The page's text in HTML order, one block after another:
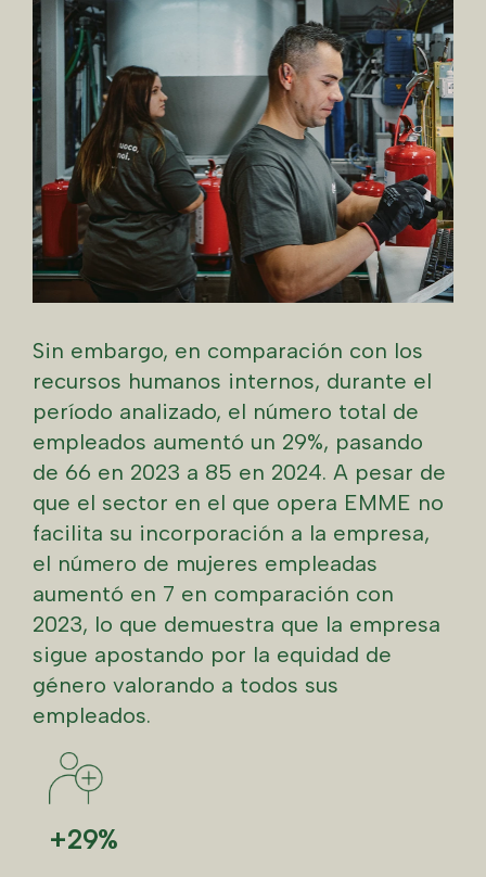
Sin embargo, en comparación con los
recursos humanos internos, durante el
período analizado, el número total de
empleados aumentó un 29%, pasando
de 66 en 2023 a 85 en 2024. A pesar de
que el sector en el que opera EMME no
facilita su incorporación a la empresa,
el número de mujeres empleadas
aumentó en 7 en comparación con
2023, lo que demuestra que la empresa
sigue apostando por la equidad de
género valorando a todos sus
empleados.
+29%